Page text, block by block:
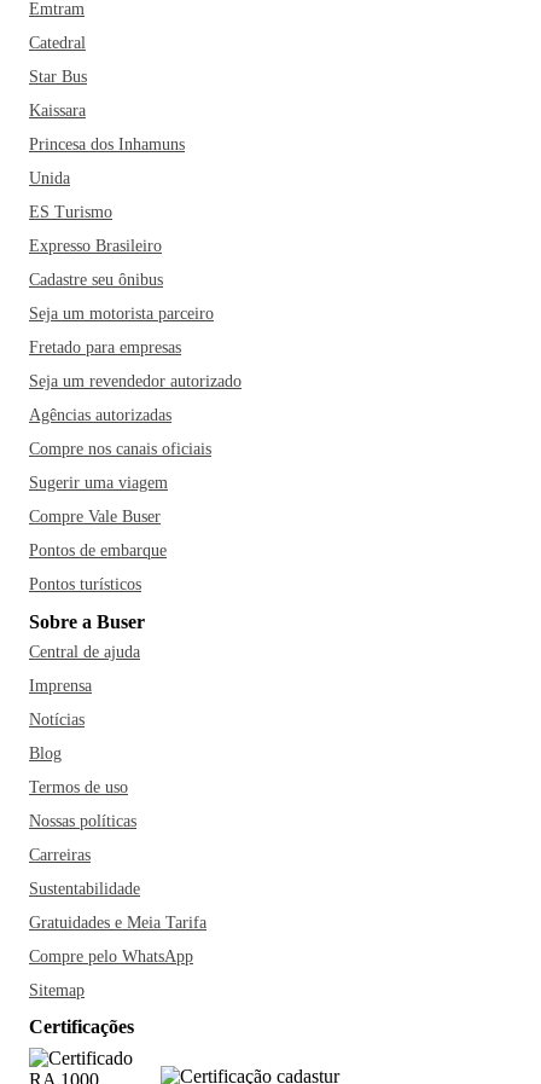
Emtram
Catedral
Star Bus
Kaissara
Princesa dos Inhamuns
Unida
ES Turismo
Expresso Brasileiro
Cadastre seu ônibus
Seja um motorista parceiro
Fretado para empresas
Seja um revendedor autorizado
Agências autorizadas
Compre nos canais oficiais
Sugerir uma viagem
Compre Vale Buser
Pontos de embarque
Pontos turísticos
Sobre a Buser
Central de ajuda
Imprensa
Notícias
Blog
Termos de uso
Nossas políticas
Carreiras
Sustentabilidade
Gratuidades e Meia Tarifa
Compre pelo WhatsApp
Sitemap
Certificações